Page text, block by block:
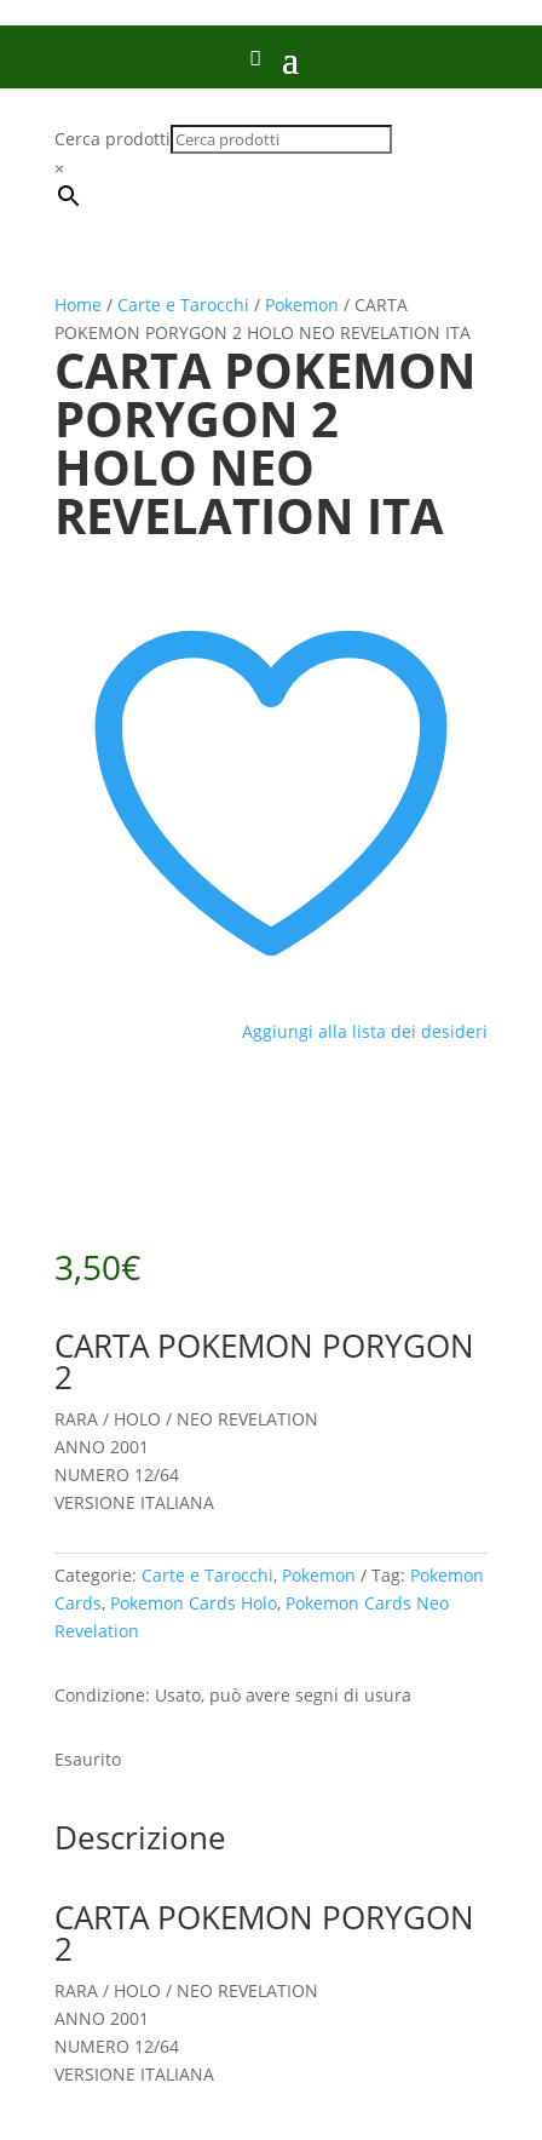
Cerca prodotti
×
Home / Carte e Tarocchi / Pokemon / CARTA
POKEMON PORYGON 2 HOLO NEO REVELATION ITA
CARTA POKEMON
PORYGON 2
HOLO NEO
REVELATION ITA
Aggiungi alla lista dei desideri
3,50€
CARTA POKEMON PORYGON
2
RARA / HOLO / NEO REVELATION
ANNO 2001
NUMERO 12/64
VERSIONE ITALIANA
Categorie: Carte e Tarocchi, Pokemon Tag: Pokemon
Cards, Pokemon Cards Holo, Pokemon Cards Neo
Revelation
Condizione: Usato, può avere segni di usura
Esaurito
Descrizione
CARTA POKEMON PORYGON
2
RARA / HOLO / NEO REVELATION
ANNO 2001
NUMERO 12/64
VERSIONE ITALIANA